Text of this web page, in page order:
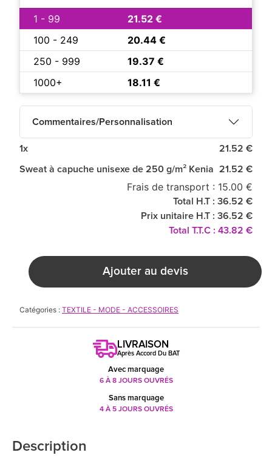
1 - 99
21.52 €
100 - 249
20.44 €
250 - 999
19.37 €
1000+
18.11 €
Commentaires/Personnalisation
1x 21.52 €
Sweat à capuche unisexe de 250 g/m² Kenia 21.52 €
Frais de transport : 15.00 €
Total H.T : 36.52 €
Prix unitaire H.T : 36.52 €
Total T.T.C : 43.82 €
Ajouter au devis
Catégories : TEXTILE - MODE - ACCESSOIRES
LIVRAISON
Après Accord Du BAT
Avec marquage
6 À 8 JOURS OUVRÉS
Sans marquage
4 À 5 JOURS OUVRÉS
Description